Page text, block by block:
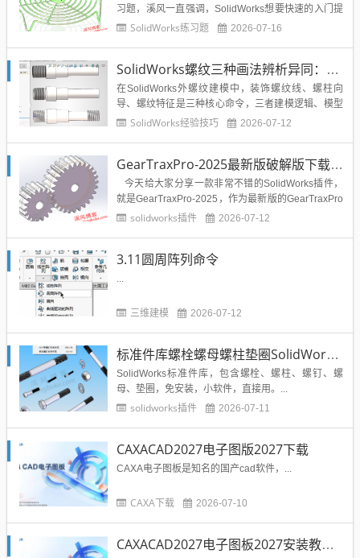
习题，溪风一直强调，SolidWorks想要快速的入门提
高的方法就是要SolidWorks视频教程+SolidWorks练
过书籍的文字表述。所以Soli...
SolidWorks练习题 2026-07-16
SolidWorks螺纹三种画法辨析异同：装饰螺纹线、螺柱向导、螺纹特征
在SolidWorks外螺纹建模中，装饰螺纹线、螺柱向
导、螺纹特征是三种核心命令，三者建模逻辑、模型
属性、使用场景差异极大，也是新手最易混淆的功
SolidWorks经验技巧 2026-07-12
GearTraxPro-2025最新版破解版下载，免注册免破解直接用SolidWorks齿轮/链轮/带轮插件
今天给大家分享一款非常不错的SolidWorks插件，
就是GearTraxPro-2025，作为最新版的GearTraxPro
-2025，也是非常的好用，下载安装直接用，无需注
solidworks插件 2026-07-12
3.11圆周阵列命令
三维建模 2026-07-12
标准件库螺栓螺母螺柱垫圈SolidWorks标准件插件
SolidWorks标准件库，包含螺栓、螺柱、螺钉、螺
母、垫圈，免安装，小软件，直接用。...
solidworks插件 2026-07-11
CAXACAD2027电子图版2027下载
CAXA电子图板是知名的国产cad软件，...
CAXA下载 2026-07-10
CAXACAD2027电子图板2027安装教程（附下载地址）